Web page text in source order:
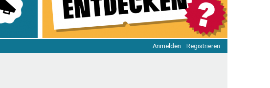
Anmelden Registrieren